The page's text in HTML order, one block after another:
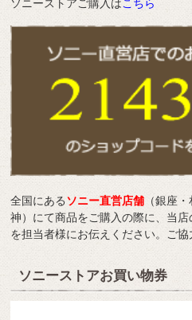
ソニーストアご購入はこちら
全国にあるソニー直営店舗 （銀座
神）にて商品をご購入の際に、当店
を担当者様にお伝えください。ご協
ソニーストアお買い物券